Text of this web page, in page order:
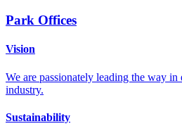
Park Offices
Vision
We are passionately leading the way
industry.
Sustainability